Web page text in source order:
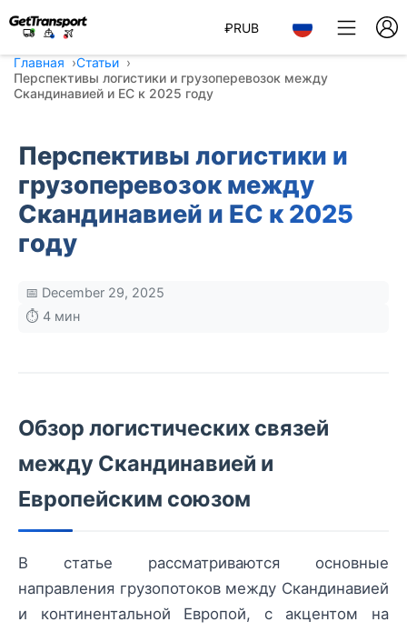
₽RUB
Главная
Статьи
Перспективы логистики и грузоперевозок между
Скандинавией и ЕС к 2025 году
Перспективы логистики и
грузоперевозок между
Скандинавией и ЕС к 2025
году
📅 December 29, 2025
⏱️ 4 мин
Обзор логистических связей
между Скандинавией и
Европейским союзом
В статье рассматриваются основные
направления грузопотоков между Скандинавией
и континентальной Европой, с акцентом на